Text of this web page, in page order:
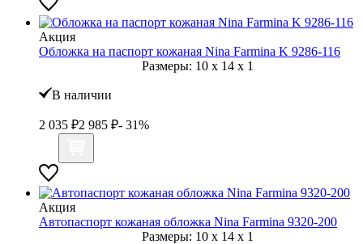
Акция
Обложка на паспорт кожаная Nina Farmina K 9286-116
Размеры: 10 x 14 x 1
В наличии
2 035 ₽2 985 ₽- 31%
Акция
Автопаспорт кожаная обложка Nina Farmina 9320-200
Размеры: 10 x 14 x 1